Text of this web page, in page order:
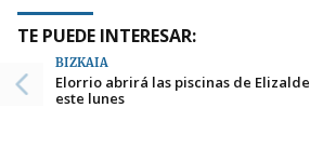
TE PUEDE INTERESAR:
BIZKAIA
Elorrio abrirá las piscinas de Elizalde
este lunes